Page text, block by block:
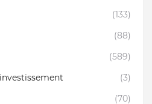
(133)
(88)
(589)
(3)
(70)